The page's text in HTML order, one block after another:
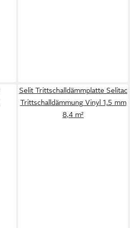
Selit Trittschalldämmplatte Selitac
Trittschalldämmung Vinyl 1,5 mm
8,4 m²